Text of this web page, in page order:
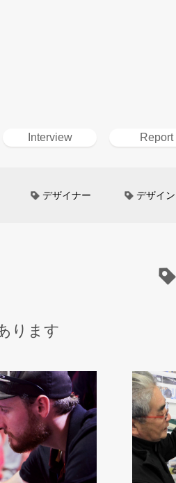
Interview Report
デザイナー デザイン
ります